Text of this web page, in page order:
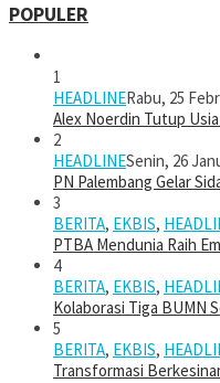
POPULER
1
HEADLINERabu, 25
Alex Noerdin Tutup
2
HEADLINESenin, 26
PN Palembang Gelar
3
BERITA, EKBIS,
PTBA Mendunia Raih
4
BERITA, EKBIS,
Kolaborasi Tiga BUMN
5
BERITA, EKBIS,
Transformasi